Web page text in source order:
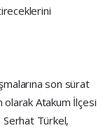
son sürat
olarak Atakum İlçesi
Serhat Türkel,